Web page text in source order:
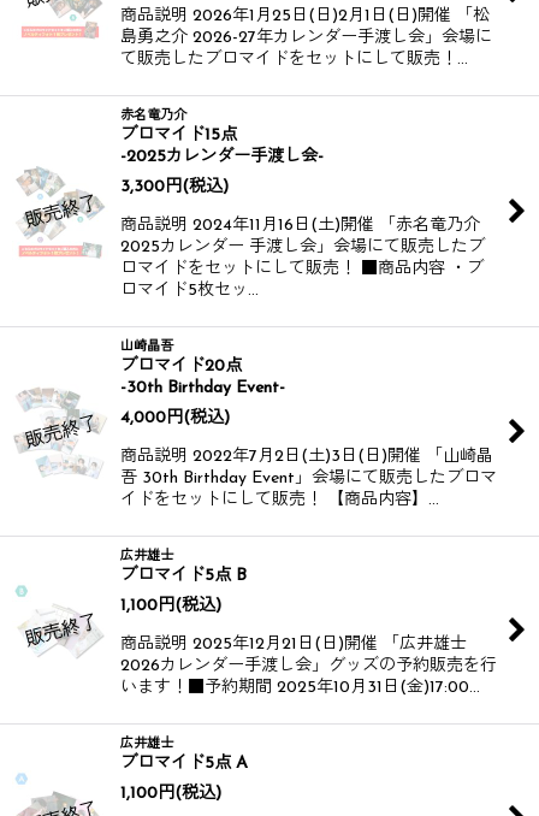
商品説明 2026年1月25日(日)2月1日(日)開催 「松
島勇之介 2026-27年カレンダー手渡し会」会場に
て販売したブロマイドをセットにして販売！​​​​ ​​​​ …
赤名竜乃介
ブロマイド15点
-2025カレンダー手渡し会-
3,300 円(税込)
商品説明 2024年11月16日(土)開催 「赤名竜乃介
2025カレンダー 手渡し会」会場にて販売したブ
ロマイドをセットにして販売！ ■商品内容 ・ブ
ロマイド5枚セッ…
山崎晶吾
ブロマイド20点
-30th Birthday Event-
4,000 円(税込)
商品説明 2022年7月2日(土)3日(日)開催 「山崎晶
吾 30th Birthday Event」会場にて販売したブロマ
イドをセットにして販売！ 【商品内容】…
広井雄士
ブロマイド5点 B
1,100 円(税込)
商品説明 2025年12月21日(日)開催 「広井雄士
2026カレンダー手渡し会」グッズの予約販売を行
います！​​ ■予約期間 2025年10月31日(金)17:00…
広井雄士
ブロマイド5点 A
1,100 円(税込)